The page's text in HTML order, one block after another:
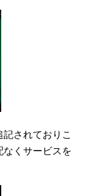
されておりこ
なくサービスを